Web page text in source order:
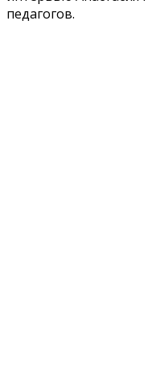
педагогов.